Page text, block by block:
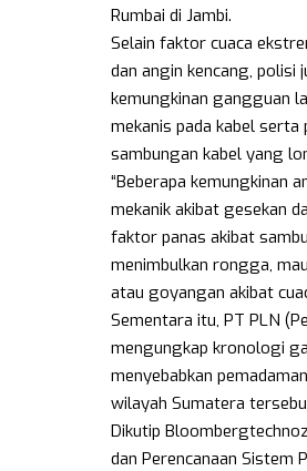
Rumbai di Jambi.
Selain faktor cuaca
dan angin kencang, polisi
kemungkinan gangguan
mekanis pada kabel serta
sambungan kabel yang
“Beberapa kemungkinan
mekanik akibat gesekan
faktor panas akibat
menimbulkan rongga,
atau goyangan akibat
Sementara itu, PT PLN
mengungkap kronologi
menyebabkan
wilayah Sumatera
Dikutip
dan Perencanaan Sistem